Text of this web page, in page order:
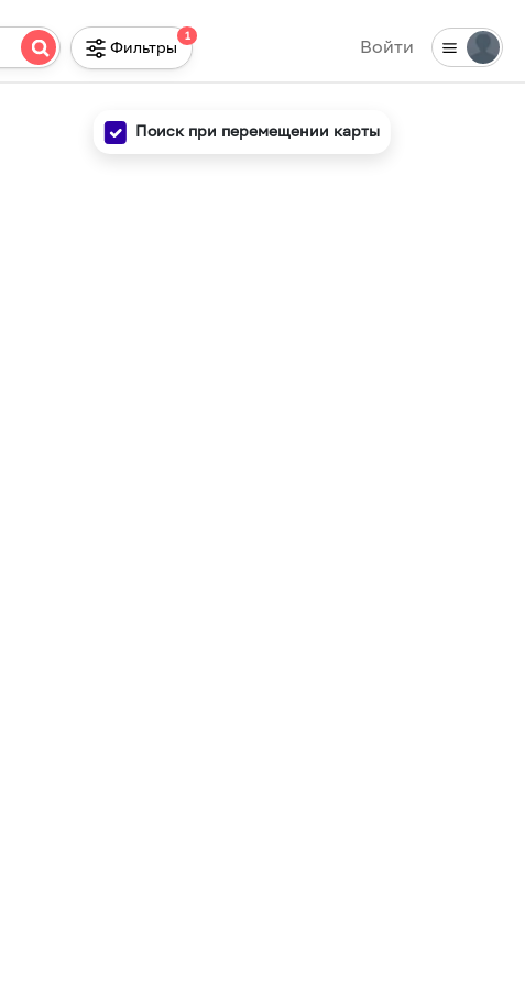
Войти
Фильтры
1
Поиск при перемещении карты